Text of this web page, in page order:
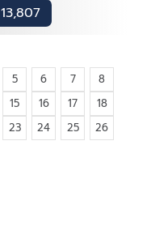
13,807
5 6 7
8
15 16 17
18
23 24 25 26